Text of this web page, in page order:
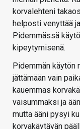
korvalehteni
helposti venyttää
Pidemmässä
kipeytymisenä.
Pidemmän käytön
jättämään vain
kauemmas
vaisummaksi ja
mutta ääni pysyi
korvakäytävän